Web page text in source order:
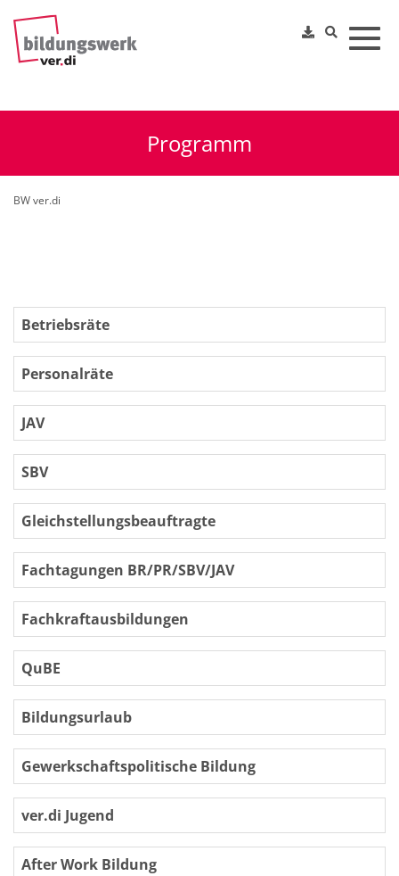
Programm
BW ver.di
Betriebsräte
Personalräte
JAV
SBV
Gleichstellungsbeauftragte
Fachtagungen BR/PR/SBV/JAV
Fachkraftausbildungen
QuBE
Bildungsurlaub
Gewerkschaftspolitische Bildung
ver.di Jugend
After Work Bildung